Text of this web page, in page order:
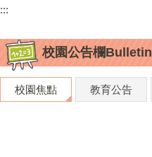
:::
校園公告欄Bulletin
校園焦點 教育公告